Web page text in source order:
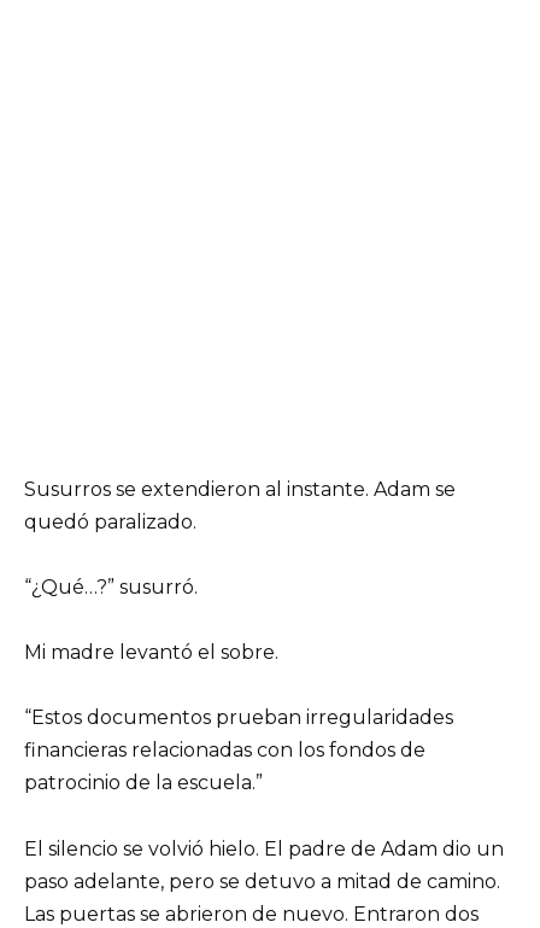
Susurros se extendieron al instante. Adam se
quedó paralizado.
“¿Qué…?” susurró.
Mi madre levantó el sobre.
“Estos documentos prueban irregularidades
financieras relacionadas con los fondos de
patrocinio de la escuela.”
El silencio se volvió hielo. El padre de Adam dio un
paso adelante, pero se detuvo a mitad de camino.
Las puertas se abrieron de nuevo. Entraron dos